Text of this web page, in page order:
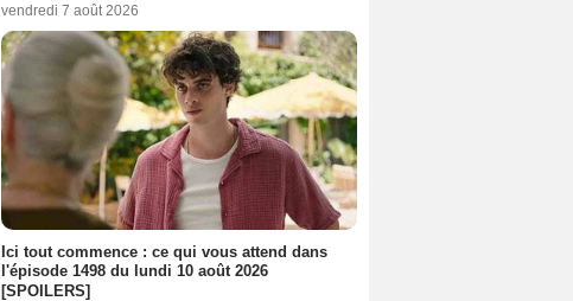
vendredi 7 août 2026
Ici tout commence : ce qui vous attend dans
l'épisode 1498 du lundi 10 août 2026
[SPOILERS]